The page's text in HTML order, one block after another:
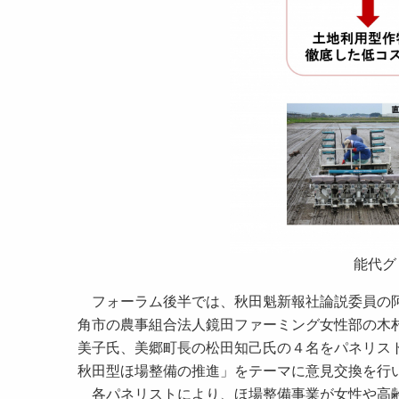
能代
フォーラム後半では、秋田魁新報社論説委員の
角市の農事組合法人鏡田ファーミング女性部の
美子氏、美郷町長の松田知己氏の４名をパネリ
秋田型ほ場整備の推進」をテーマに意見交換を行
各パネリストにより、ほ場整備事業が女性や高